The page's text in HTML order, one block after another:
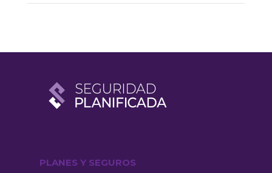
PLANES Y SEGUROS